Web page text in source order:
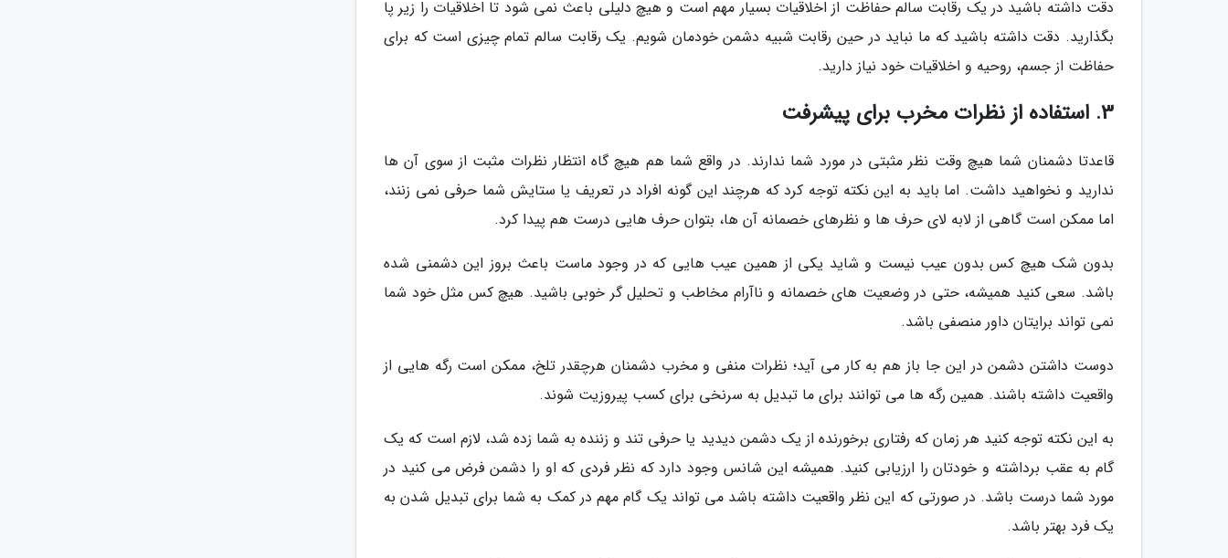
دقت داشته باشید در یک رقابت سالم حفاظت از اخلاقیات بسیار مهم است و هیچ دلیلی باعث نمی شود تا اخلاقیات را زیر پا
بگذارید. دقت داشته باشید که ما نباید در حین رقابت شبیه دشمن خودمان شویم. یک رقابت سالم تمام چیزی است که برای
حفاظت از جسم، روحیه و اخلاقیات خود نیاز دارید.
3. استفاده از نظرات مخرب برای پیشرفت
قاعدتا دشمنان شما هیچ وقت نظر مثبتی در مورد شما ندارند. در واقع شما هم هیچ گاه انتظار نظرات مثبت از سوی آن ها
ندارید و نخواهید داشت. اما باید به این نکته توجه کرد که هرچند این گونه افراد در تعریف یا ستایش شما حرفی نمی زنند،
اما ممکن است گاهی از لابه لای حرف ها و نظرهای خصمانه آن ها، بتوان حرف هایی درست هم پیدا کرد.
بدون شک هیچ کس بدون عیب نیست و شاید یکی از همین عیب هایی که در وجود ماست باعث بروز این دشمنی شده
باشد. سعی کنید همیشه، حتی در وضعیت های خصمانه و ناآرام مخاطب و تحلیل گر خوبی باشید. هیچ کس مثل خود شما
نمی تواند برایتان داور منصفی باشد.
دوست داشتن دشمن در این جا باز هم به کار می آید؛ نظرات منفی و مخرب دشمنان هرچقدر تلخ، ممکن است رگه هایی از
واقعیت داشته باشند. همین رگه ها می توانند برای ما تبدیل به سرنخی برای کسب پیروزیت شوند.
به این نکته توجه کنید هر زمان که رفتاری برخورنده از یک دشمن دیدید یا حرفی تند و زننده به شما زده شد، لازم است که یک
گام به عقب برداشته و خودتان را ارزیابی کنید. همیشه این شانس وجود دارد که نظر فردی که او را دشمن فرض می کنید در
مورد شما درست باشد. در صورتی که این نظر واقعیت داشته باشد می تواند یک گام مهم در کمک به شما برای تبدیل شدن به
یک فرد بهتر باشد.